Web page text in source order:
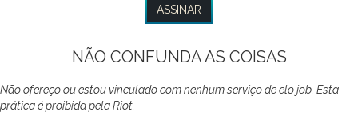
NÃO CONFUNDA AS COISAS
Não ofereço ou estou vinculado com nenhum serviço de elo job. Esta
prática é proibida pela Riot.